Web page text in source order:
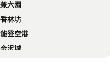
兼六園
香林坊
能登空港
金沢城